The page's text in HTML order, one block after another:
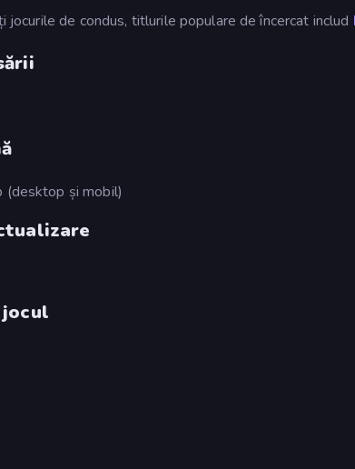
jocurile de condus, titlurile populare de încercat includ
(desktop și mobil)